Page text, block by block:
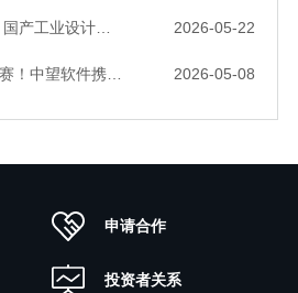
的硬实力到底怎么样了？ 2026-05-22
伙伴，斩获信创赛道多项大奖 2026-05-08
申请合作
投资者关系